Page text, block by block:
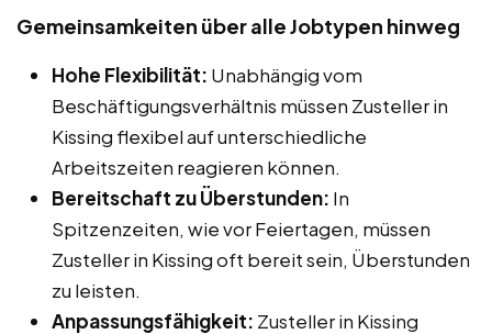
Gemeinsamkeiten über alle Jobtypen hinweg
Hohe Flexibilität: Unabhängig vom
Beschäftigungsverhältnis müssen Zusteller in
Kissing flexibel auf unterschiedliche
Arbeitszeiten reagieren können.
Bereitschaft zu Überstunden: In
Spitzenzeiten, wie vor Feiertagen, müssen
Zusteller in Kissing oft bereit sein, Überstunden
zu leisten.
Anpassungsfähigkeit: Zusteller in Kissing